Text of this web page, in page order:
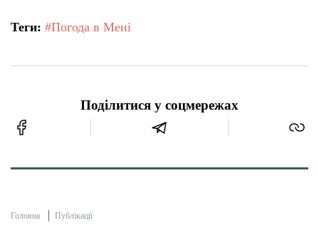
Теги: #Погода в Мені
Поділитися у соцмережах
Головна Публікації